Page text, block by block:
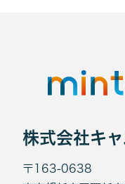
株式会社キ
〒163-0638